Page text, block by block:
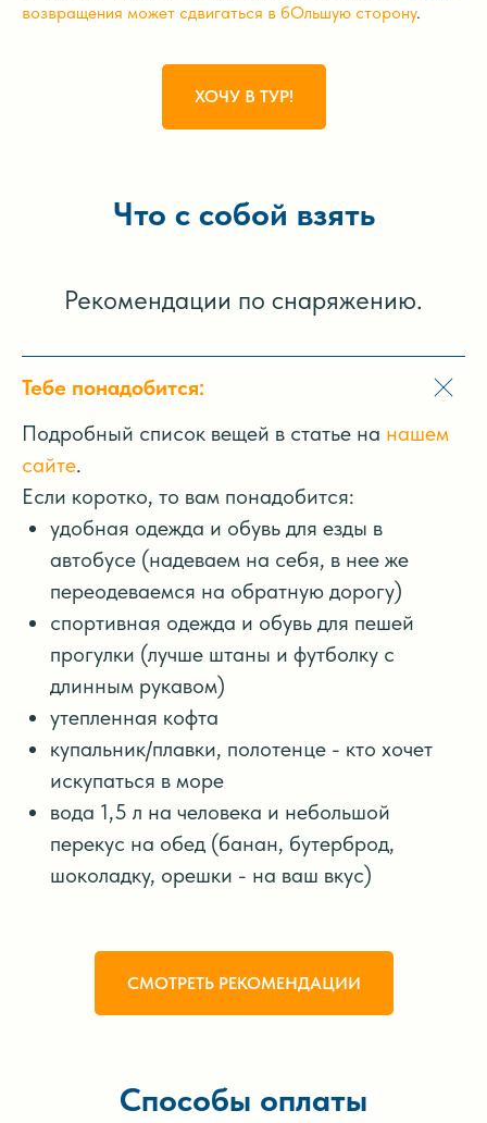
возвращения может сдвигаться в бОльшую сторону.
ХОЧУ В ТУР!
Что с собой взять
Рекомендации по снаряжению.
Тебе понадобится:
Подробный список вещей в статье на нашем
сайте.
Если коротко, то вам понадобится:
удобная одежда и обувь для езды в
автобусе (надеваем на себя, в нее же
переодеваемся на обратную дорогу)
спортивная одежда и обувь для пешей
прогулки (лучше штаны и футболку с
длинным рукавом)
утепленная кофта
купальник/плавки, полотенце - кто хочет
искупаться в море
вода 1,5 л на человека и небольшой
перекус на обед (банан, бутерброд,
шоколадку, орешки - на ваш вкус)
СМОТРЕТЬ РЕКОМЕНДАЦИИ
Способы оплаты